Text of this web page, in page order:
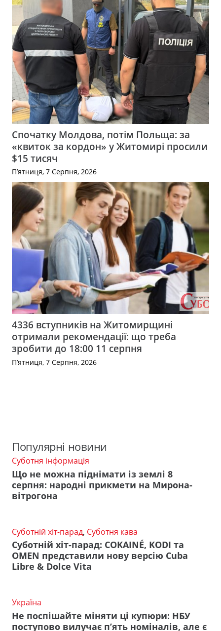
Спочатку Молдова, потім Польща: за
«квиток за кордон» у Житомирі просили
$15 тисяч
П’ятниця, 7 Серпня, 2026
4336 вступників на Житомирщині
отримали рекомендації: що треба
зробити до 18:00 11 серпня
П’ятниця, 7 Серпня, 2026
Популярні новини
Суботня інформація
Що не можна піднімати із землі 8
серпня: народні прикмети на Мирона-
вітрогона
Суботній хіт-парад, Суботня кава
Суботній хіт-парад: COKAINÉ, KODI та
OMEN представили нову версію Cuba
Libre & Dolce Vita
Україна
Не поспішайте міняти ці купюри: НБУ
поступово вилучає п’ять номіналів, але є